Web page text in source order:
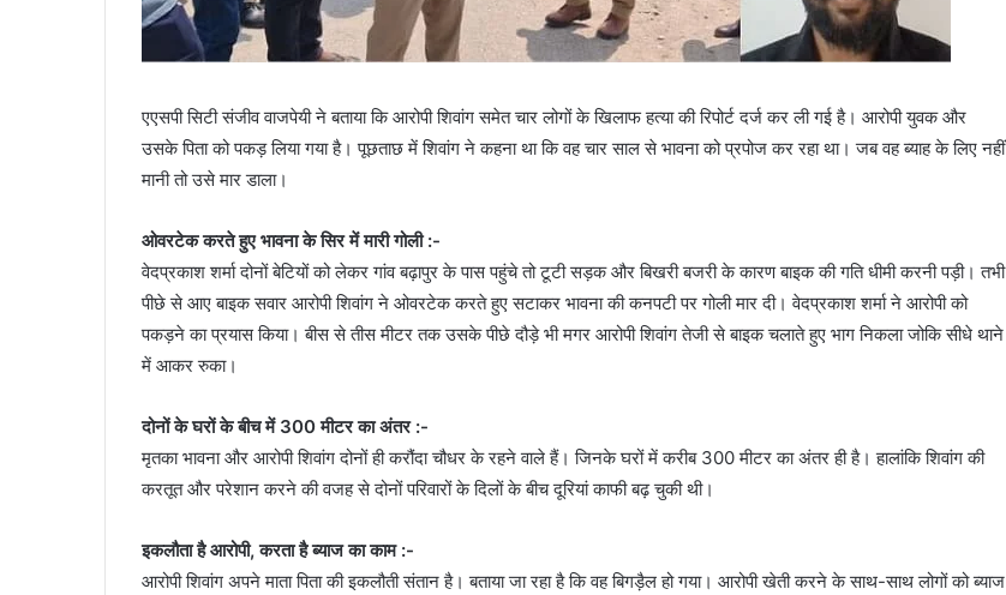
एएसपी सिटी संजीव वाजपेयी ने बताया कि आरोपी शिवांग समेत चार लोगों के खिलाफ हत्या की रिपोर्ट दर्ज कर ली गई है। आरोपी युवक और
उसके पिता को पकड़ लिया गया है। पूछताछ में शिवांग ने कहना था कि वह चार साल से भावना को प्रपोज कर रहा था। जब वह ब्याह के लिए नहीं
मानी तो उसे मार डाला।
ओवरटेक करते हुए भावना के सिर में मारी गोली :-
वेदप्रकाश शर्मा दोनों बेटियों को लेकर गांव बढ़ापुर के पास पहुंचे तो टूटी सड़क और बिखरी बजरी के कारण बाइक की गति धीमी करनी पड़ी। तभी
पीछे से आए बाइक सवार आरोपी शिवांग ने ओवरटेक करते हुए सटाकर भावना की कनपटी पर गोली मार दी। वेदप्रकाश शर्मा ने आरोपी को
पकड़ने का प्रयास किया। बीस से तीस मीटर तक उसके पीछे दौड़े भी मगर आरोपी शिवांग तेजी से बाइक चलाते हुए भाग निकला जोकि सीधे थाने
में आकर रुका।
दोनों के घरों के बीच में 300 मीटर का अंतर :-
मृतका भावना और आरोपी शिवांग दोनों ही करौंदा चौधर के रहने वाले हैं। जिनके घरों में करीब 300 मीटर का अंतर ही है। हालांकि शिवांग की
करतूत और परेशान करने की वजह से दोनों परिवारों के दिलों के बीच दूरियां काफी बढ़ चुकी थी।
इकलौता है आरोपी, करता है ब्याज का काम :-
आरोपी शिवांग अपने माता पिता की इकलौती संतान है। बताया जा रहा है कि वह बिगड़ैल हो गया। आरोपी खेती करने के साथ-साथ लोगों को ब्याज